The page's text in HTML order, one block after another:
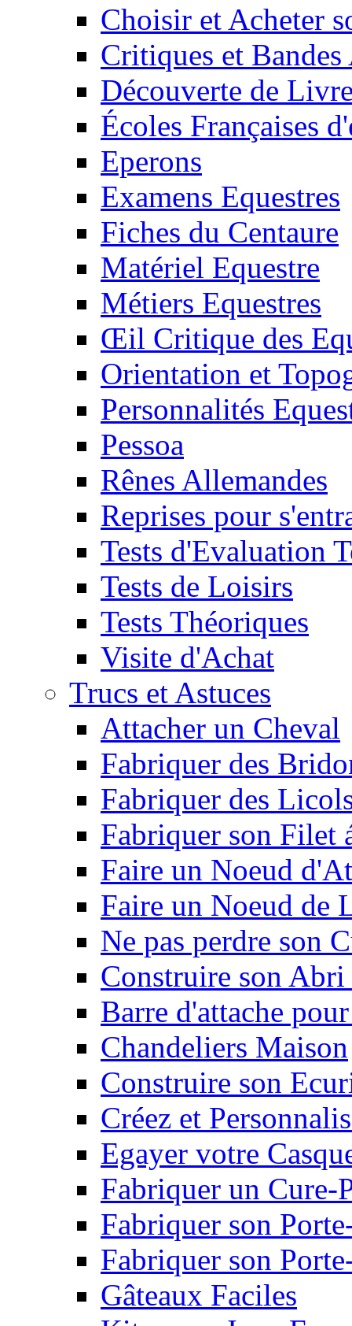
Choisir et Acheter
Critiques et
Découverte de
Écoles Françaises
Eperons
Examens Equestres
Fiches du Centaure
Matériel Equestre
Métiers Equestres
Œil Critique des
Orientation et
Personnalités
Pessoa
Rênes Allemandes
Reprises pour
Tests d'Evaluation
Tests de Loisirs
Tests Théoriques
Visite d'Achat
Trucs et Astuces
Attacher un Cheval
Fabriquer des
Fabriquer des
Fabriquer son Filet
Faire un Noeud
Faire un Noeud de
Ne pas perdre son
Construire son
Barre d'attache
Chandeliers Maison
Construire son
Créez et
Egayer votre
Fabriquer un Cure-
Fabriquer son
Fabriquer son
Gâteaux Faciles